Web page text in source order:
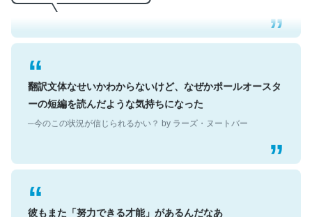
翻訳文体なせいかわからないけど、なぜかポールオースタ
ーの短編を読んだような気持ちになった
彼もまた「努力できる才能」があるんだなあ